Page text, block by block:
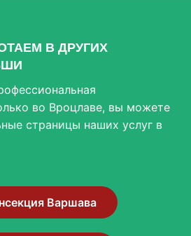
В ДРУГИХ
во Вроцлаве, вы можете
страницы наших услуг в
Варшава